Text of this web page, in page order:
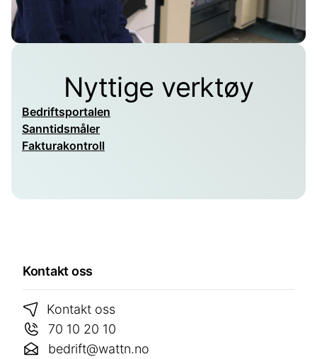
Nyttige verktøy
Bedriftsportalen
Sanntidsmåler
Fakturakontroll
Kontakt oss
Kontakt oss
70 10 20 10
bedrift@wattn.no